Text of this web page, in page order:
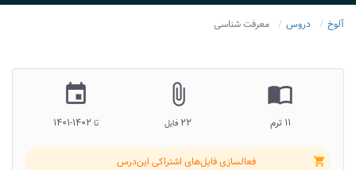
آلوخ دروس معرفت شناسی
import_contacts
۱۱ ترم
attach_file
۲۲ فایل
insert_invitation
تا۱۴۰۲-۱۴۰۱
shopping_cart فعالسازی فایل‌های اشتراکی این‌درس